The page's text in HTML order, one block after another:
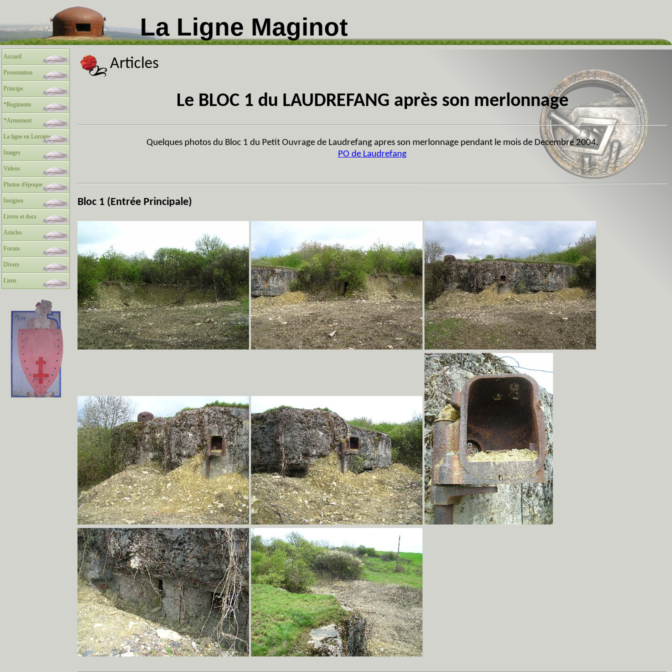
La Ligne Maginot
Accueil
Presentation
Principe
*Regiments
*Armement
La ligne en Lorraine
Images
Videos
Photos d'époque
Insignes
Livres et docs
Articles
Forum
Divers
Liens
Articles
Le BLOC 1 du LAUDREFANG après son merlonnage
Quelques photos du Bloc 1 du Petit Ouvrage de Laudrefang apres son merlonnage pendant le mois de Decembre 2004.
PO de Laudrefang
Bloc 1 (Entrée Principale)